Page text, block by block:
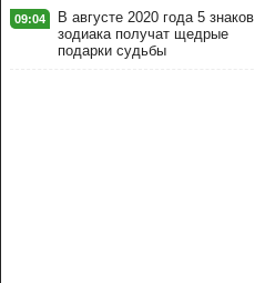
09:04
В августе 2020 года 5 знаков
зодиака получат щедрые
подарки судьбы